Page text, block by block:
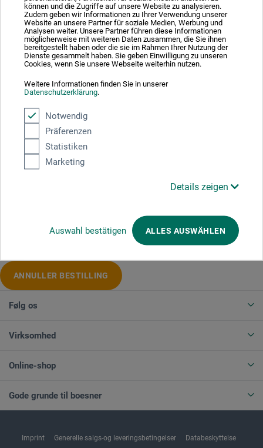
können und die Zugriffe auf unsere Website zu analysieren.
Zudem geben wir Informationen zu Ihrer Verwendung unserer
Website an unsere Partner für soziale Medien, Werbung und
Analysen weiter. Unsere Partner führen diese Informationen
möglicherweise mit weiteren Daten zusammen, die Sie ihnen
bereitgestellt haben oder die sie im Rahmen Ihrer Nutzung der
Dienste gesammelt haben. Sie geben Einwilligung zu unseren
Cookies, wenn Sie unsere Webseite weiterhin nutzen.
Weitere Informationen finden Sie in unserer
Datenschutzerklärung.
Notwendig
Präferenzen
Statistiken
Marketing
Details zeigen
Auswahl bestätigen ALLES AUSWÄHLEN
1
Betalingsmetoder
Produktkategorier
ANNULLER BESTILLING
Følg os
Virksomhed
Online-shop
Gode grunde til boesner
Imprint Generelle salgs-og leveringsbetingelser Databeskyttelse